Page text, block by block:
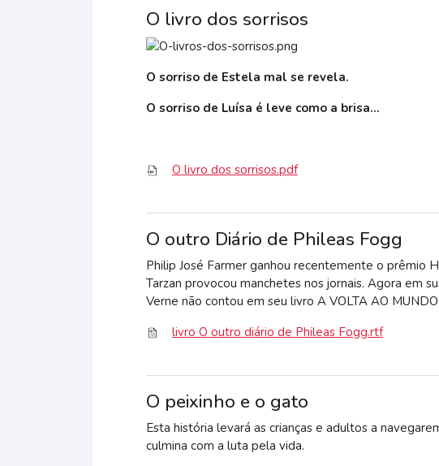
O livro dos sorrisos
O sorriso de Estela mal se revela.
O sorriso de Luísa é leve como a brisa...
O livro dos sorrisos.pdf
O outro Diário de Phileas Fogg
Philip José Farmer ganhou recentemente o prêmio
Tarzan provocou manchetes nos jornais. Agora em
Verne não contou em seu livro A VOLTA AO
livro O outro diário de Phileas Fogg.rtf
O peixinho e o gato
Esta história levará as crianças e adultos a
culmina com a luta pela vida.